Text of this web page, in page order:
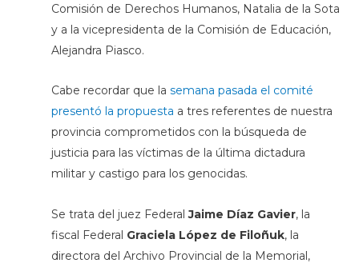
Comisión de Derechos Humanos, Natalia de la Sota
y a la vicepresidenta de la Comisión de Educación,
Alejandra Piasco.
Cabe recordar que la semana pasada el comité
presentó la propuesta a tres referentes de nuestra
provincia comprometidos con la búsqueda de
justicia para las víctimas de la última dictadura
militar y castigo para los genocidas.
Se trata del juez FederalJaime Díaz Gavier, la
fiscal Federal Graciela López de Filoñuk, la
directora del Archivo Provincial de la Memorial,